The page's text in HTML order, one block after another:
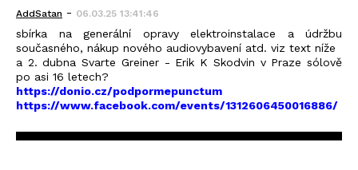
AddSatan - 06.03.25 13:41:46
sbírka na generální opravy elektroinstalace a údržbu
současného, nákup nového audiovybavení atd. viz text níže
a 2. dubna Svarte Greiner - Erik K Skodvin v Praze sólově
po asi 16 letech?
https://donio.cz/podpormepunctum
https://www.facebook.com/events/1312606450016886/